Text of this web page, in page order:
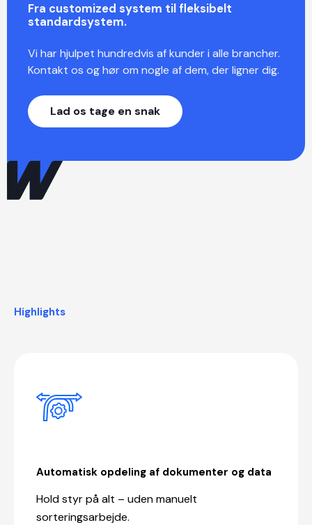
Fra customized system til fleksibelt
standardsystem.
Vi har hjulpet hundredvis af kunder i alle brancher.
Kontakt os og hør om nogle af dem, der ligner dig.
Lad os tage en snak
Highlights
Automatisk opdeling af dokumenter og data
Hold styr på alt – uden manuelt
sorteringsarbejde.